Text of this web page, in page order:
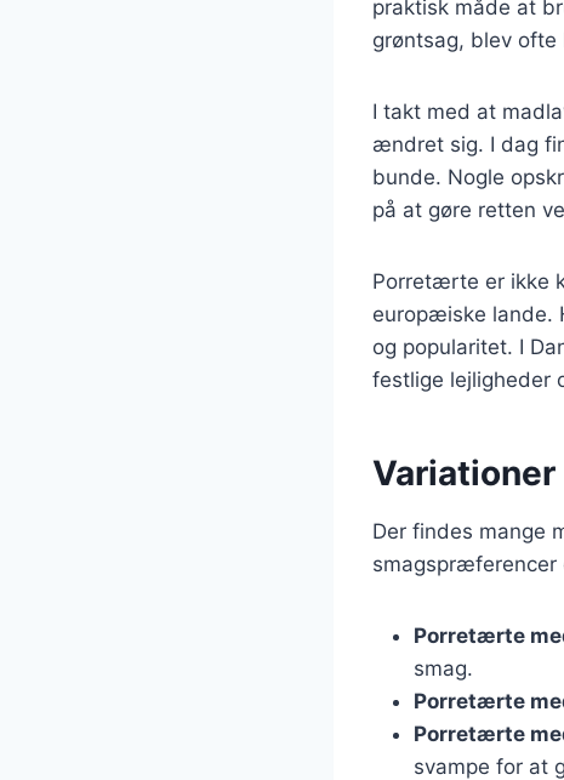
praktisk måde at
grøntsag, blev
I takt med at
ændret sig. I dag
bunde. Nogle
på at gøre retten
Porretærte er ikke
europæiske lande.
og popularitet. I
festlige lejligheder
Der findes mange
smagspræferencer
Porretærte
smag.
Porretærte
Porretærte
svampe for at